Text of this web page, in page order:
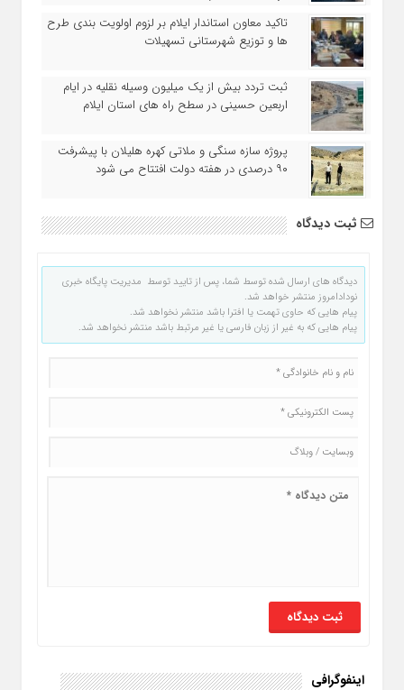
تاکید معاون استاندار ایلام بر لزوم اولویت‌ بندی طرح‌
ها و توزیع شهرستانی تسهیلات
ثبت تردد بیش از یک میلیون وسیله نقلیه در ایام
اربعین حسینی در سطح راه‌ های استان ایلام
پروژه سازه سنگی و ملاتی کهره هلیلان با پیشرفت
۹۰ درصدی در هفته دولت افتتاح می شود
ثبت دیدگاه
دیدگاه های ارسال شده توسط شما، پس از تایید توسط مدیریت پایگاه خبری
نودادامروز منتشر خواهد شد.
پیام هایی که حاوی تهمت یا افترا باشد منتشر نخواهد شد.
پیام هایی که به غیر از زبان فارسی یا غیر مرتبط باشد منتشر نخواهد شد.
اینفوگرافی